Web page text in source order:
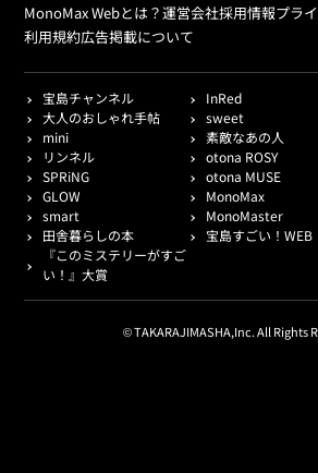
MonoMax Webとは？運営会社採用情報プラ
利用規約広告掲載について
宝島チャンネル
InRed
大人のおしゃれ手帖
sweet
mini
素敵なあの人
リンネル
otona ROSY
SPRiNG
otona MUSE
GLOW
MonoMax
smart
MonoMaster
田舎暮らしの本
宝島すごい！WEB
『このミステリーがすご
い！』大賞
© TAKARAJIMASHA,Inc. All Rights